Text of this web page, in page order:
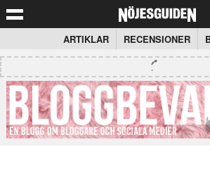
ARTIKLAR RECENSIONER